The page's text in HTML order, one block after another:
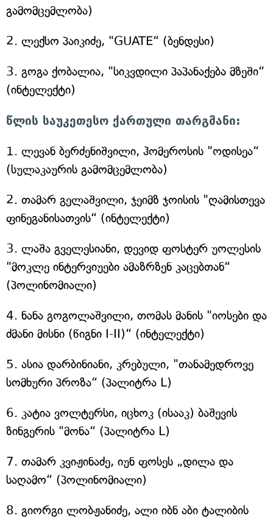
გამომცემლობა)
2. ლექსო პაიკიძე, "GUATE“ (ბენდესი)
3. გოგა ქობალია, "სიკვდილი პაპანაქება მზეში“
(ინტელექტი)
წლის საუკეთესო ქართული თარგმანი:
1. ლევან ბერძენიშვილი, ჰომეროსის "ოდისეა“
(სულაკაურის გამომცემლობა)
2. თამარ გელაშვილი, ჯეიმზ ჯოისის "ღამისთევა
ფინეგანისათვის“ (ინტელექტი)
3. ლაშა გველესიანი, დევიდ ფოსტერ უოლესის
"მოკლე ინტერვიუები ამაზრზენ კაცებთან“
(პოლინომიალი)
4. ნანა გოგოლაშვილი, თომას მანის "იოსები და
ძმანი მისნი (წიგნი I-II)“ (ინტელექტი)
5. ასია დარბინიანი, კრებული, "თანამედროვე
სომხური პროზა“ (პალიტრა L)
6. კატია ვოლტერსი, იცხოკ (ისააკ) ბაშევის
ზინგერის "მონა“ (პალიტრა L)
7. თამარ კვიჟინაძე, იუნ ფოსეს „დილა და
საღამო“ (პოლინომიალი)
8. გიორგი ლობჟანიძე, ალი იბნ აბი ტალიბის